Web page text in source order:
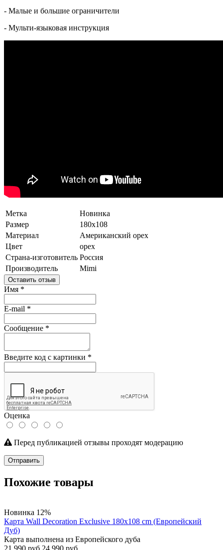
- Малые и большие ограничители
- Мульти-языковая инструкция
Метка
Новинка
Размер
180x108
Материал
Американский орех
Цвет
орех
Страна-изготовитель Россия
Производитель
Mimi
Оставить отзыв
Имя *
E-mail *
Сообщение *
Введите код с картинки *
Оценка
Перед публикацией отзывы проходят модерацию
Отправить
Похожие товары
Новинка 12%
Карта Wall Decoration Exclusive 180х108 cm (Европейский
Дуб)
Карта выполнена из Европейского дуба
21 990 руб 24 990 руб